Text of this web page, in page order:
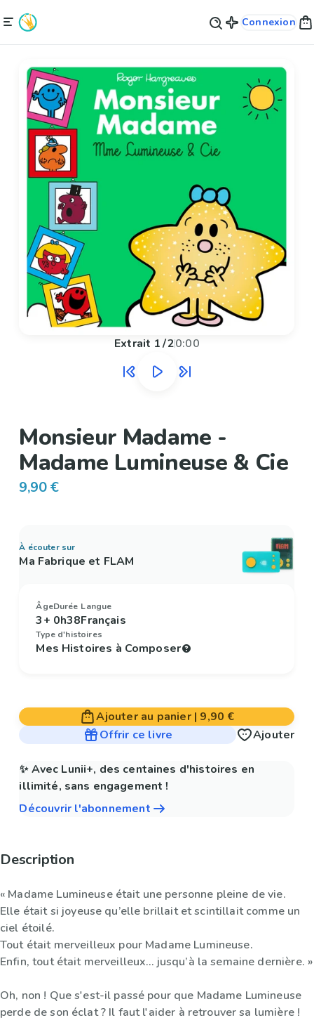
Connexion
Extrait 1/20:00
Monsieur Madame -
Madame Lumineuse & Cie
9,90 €
À écouter sur
Ma Fabrique et FLAM
Âge
3+
Durée
0h38
Langue
Français
Type d'histoires
Mes Histoires à Composer
Ajouter au panier| 9,90 €
Offrir ce livre
Ajouter
✨ Avec Lunii+, des centaines d'histoires en
illimité, sans engagement !
Découvrir l'abonnement
Description
« Madame Lumineuse était une personne pleine de vie.
Elle était si joyeuse qu’elle brillait et scintillait comme un
ciel étoilé.
Tout était merveilleux pour Madame Lumineuse.
Enfin, tout était merveilleux… jusqu’à la semaine dernière. »
Oh, non ! Que s'est-il passé pour que Madame Lumineuse
perde de son éclat ? Il faut l'aider à retrouver sa lumière !